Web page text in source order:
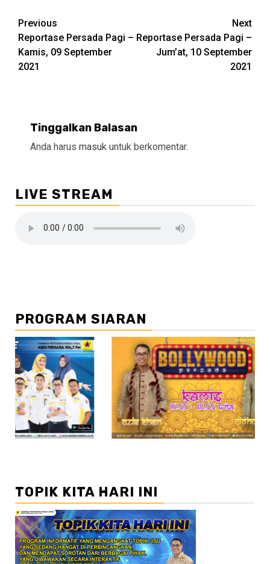
Continue
Reading
Previous
Reportase Persada Pagi –
Kamis, 09 September
2021
Next
Reportase Persada Pagi –
Jum’at, 10 September
2021
Tinggalkan Balasan
Anda harus masuk untuk berkomentar.
LIVE STREAM
PROGRAM SIARAN
//2 //3
TOPIK KITA HARI INI